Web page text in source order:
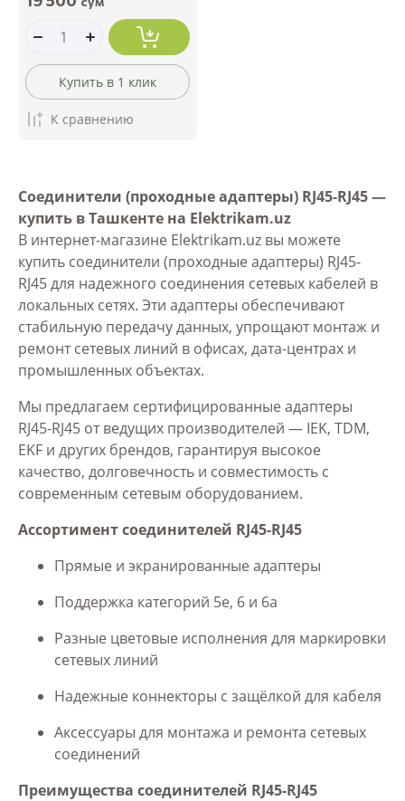
Купить в 1 клик
К сравнению
Соединители (проходные адаптеры) RJ45-RJ45 —
купить в Ташкенте на Elektrikam.uz
В интернет-магазине Elektrikam.uz вы можете
купить соединители (проходные адаптеры) RJ45-
RJ45 для надежного соединения сетевых кабелей в
локальных сетях. Эти адаптеры обеспечивают
стабильную передачу данных, упрощают монтаж и
ремонт сетевых линий в офисах, дата-центрах и
промышленных объектах.
Мы предлагаем сертифицированные адаптеры
RJ45-RJ45 от ведущих производителей — IEK, TDM,
EKF и других брендов, гарантируя высокое
качество, долговечность и совместимость с
современным сетевым оборудованием.
Ассортимент соединителей RJ45-RJ45
Прямые и экранированные адаптеры
Поддержка категорий 5e, 6 и 6a
Разные цветовые исполнения для маркировки
сетевых линий
Надежные коннекторы с защёлкой для кабеля
Аксессуары для монтажа и ремонта сетевых
соединений
Преимущества соединителей RJ45-RJ45